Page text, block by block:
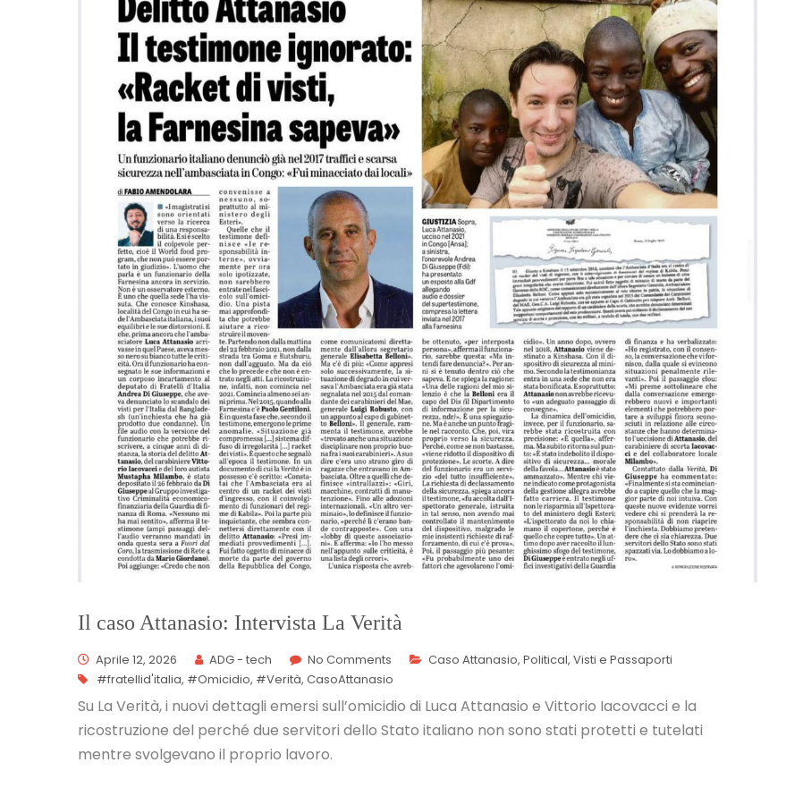
Il caso Attanasio: Intervista La Verità
Aprile 12, 2026 ADG - tech No Comments Caso Attanasio, Political, Visti e Passaporti
#fratellid'italia, #Omicidio, #Verità, CasoAttanasio
Su La Verità, i nuovi dettagli emersi sull’omicidio di Luca Attanasio e Vittorio Iacovacci e la
ricostruzione del perché due servitori dello Stato italiano non sono stati protetti e tutelati
mentre svolgevano il proprio lavoro.